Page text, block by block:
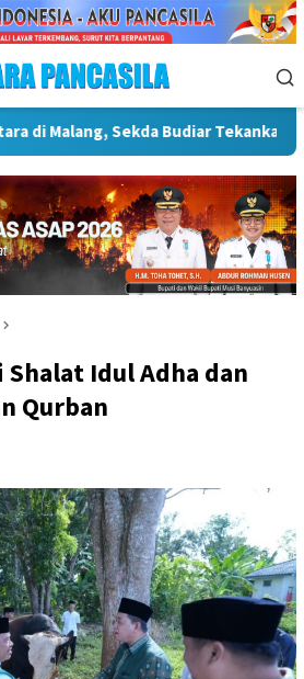
Wakil Wali Kota Lepas Lomba
Idul Adha dan
Qurban